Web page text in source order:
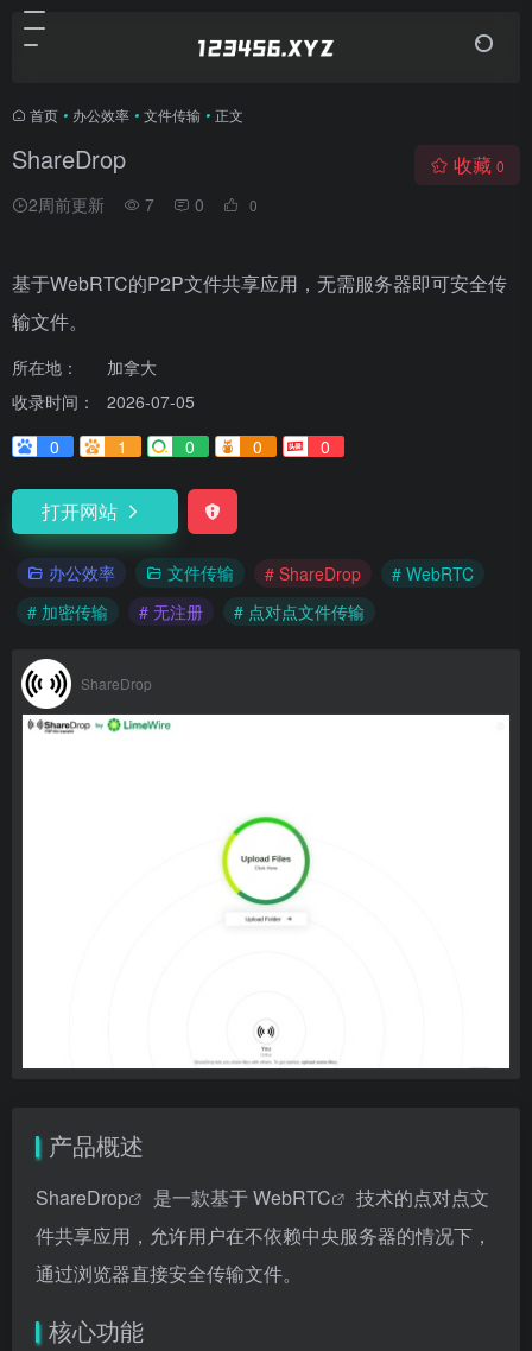
首页 • 办公效率 • 文件传输 • 正文
ShareDrop
2周前更新 7 0 0
收藏 0
基于WebRTC的P2P文件共享应用，无需服务器即可安全传
输文件。
所在地：
加拿大
收录时间：
2026-07-05
0
1 0 0 0
打开网站
办公效率 文件传输 # ShareDrop
# WebRTC
# 加密传输
# 无注册 # 点对点文件传输
ShareDrop
产品概述
ShareDrop 是一款基于WebRTC
技术的点对点文
件共享应用，允许用户在不依赖中央服务器的情况下，
通过浏览器直接安全传输文件。
核心功能